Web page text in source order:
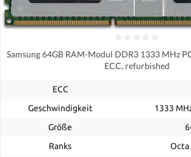
Samsung 64GB RAM-Modul DDR3 1333 MHz
ECC, refurbished
ECC
Geschwindigkeit
1333
Größe
Ranks
Octa